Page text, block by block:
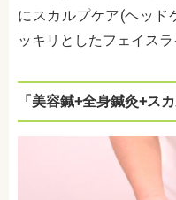
にスカルプケア(ヘッド
ッキリとしたフェイス
「美容鍼+全身鍼灸+ス